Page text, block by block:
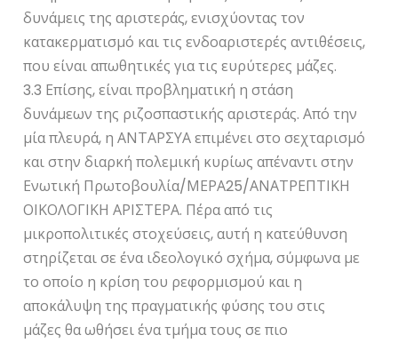
δυνάμεις της αριστεράς, ενισχύοντας τον
κατακερματισμό και τις ενδοαριστερές αντιθέσεις,
που είναι απωθητικές για τις ευρύτερες μάζες.
3.3 Επίσης, είναι προβληματική η στάση
δυνάμεων της ριζοσπαστικής αριστεράς. Από την
μία πλευρά, η ΑΝΤΑΡΣΥΑ επιμένει στο σεχταρισμό
και στην διαρκή πολεμική κυρίως απέναντι στην
Ενωτική Πρωτοβουλία/ΜΕΡΑ25/ΑΝΑΤΡΕΠΤΙΚΗ
ΟΙΚΟΛΟΓΙΚΗ ΑΡΙΣΤΕΡΑ. Πέρα από τις
μικροπολιτικές στοχεύσεις, αυτή η κατεύθυνση
στηρίζεται σε ένα ιδεολογικό σχήμα, σύμφωνα με
το οποίο η κρίση του ρεφορμισμού και η
αποκάλυψη της πραγματικής φύσης του στις
μάζες θα ωθήσει ένα τμήμα τους σε πιο